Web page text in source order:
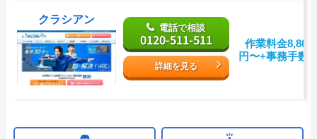
クラシアン
電話で相談
0120-511-511
詳細を見る
作業料金8,800
円〜+事務手数